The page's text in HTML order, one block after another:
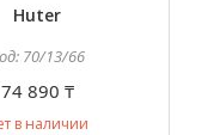
Huter
70/13/66
74 890 ₸
в наличии